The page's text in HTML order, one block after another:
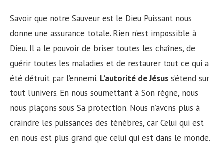
Savoir que notre Sauveur est le Dieu Puissant nous
donne une assurance totale. Rien n’est impossible à
Dieu. Il a le pouvoir de briser toutes les chaînes, de
guérir toutes les maladies et de restaurer tout ce qui a
été détruit par l’ennemi. L’autorité de Jésus s’étend sur
tout l’univers. En nous soumettant à Son règne, nous
nous plaçons sous Sa protection. Nous n’avons plus à
craindre les puissances des ténèbres, car Celui qui est
en nous est plus grand que celui qui est dans le monde.